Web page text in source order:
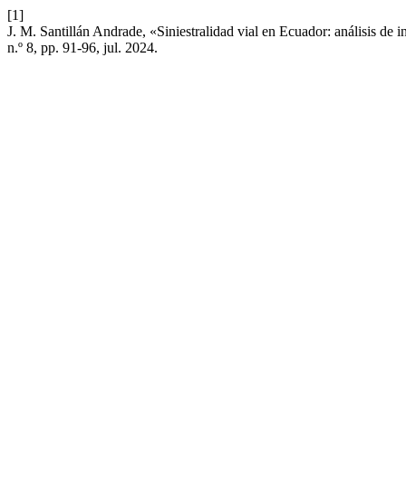
[1]
J. M. Santillán Andrade, «Siniestralidad vial en Ecuador: análisis de
n.º 8, pp. 91-96, jul. 2024.